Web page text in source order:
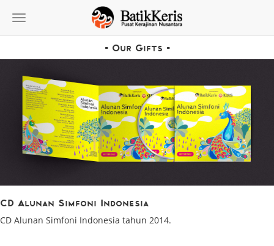
Toggle
- Our Gifts -
CD Alunan Simfoni Indonesia
CD Alunan Simfoni Indonesia tahun 2014.